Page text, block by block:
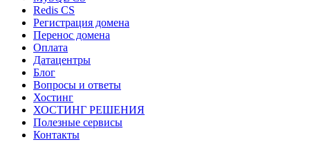
Redis CS
Регистрация домена
Перенос домена
Оплата
Датацентры
Блог
Вопросы и ответы
Хостинг
ХОСТИНГ РЕШЕНИЯ
Полезные сервисы
Контакты